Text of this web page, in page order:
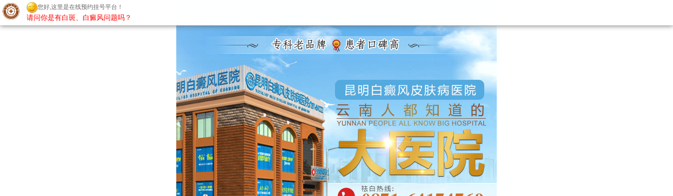
您好,这里是在线预约挂号平台！
请问你是有白斑、白癜风问题吗？